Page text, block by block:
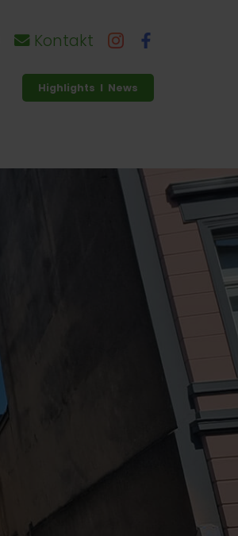
Kontakt
Highlights I News